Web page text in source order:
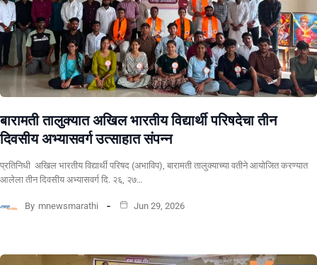
बारामती तालुक्यात अखिल भारतीय विद्यार्थी परिषदेचा तीन
दिवसीय अभ्यासवर्ग उत्साहात संपन्न
प्रतिनिधी अखिल भारतीय विद्यार्थी परिषद (अभाविप), बारामती तालुक्याच्या वतीने आयोजित करण्यात
आलेला तीन दिवसीय अभ्यासवर्ग दि. २६, २७…
By mnewsmarathi Jun 29, 2026